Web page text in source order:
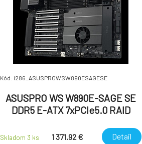
Kód: i286_ASUSPROWSW890ESAGESE
ASUSPRO WS W890E-SAGE SE
DDR5 E-ATX 7xPCIe5.0 RAID
Skladom 3 ks 1 371.92 € Detail